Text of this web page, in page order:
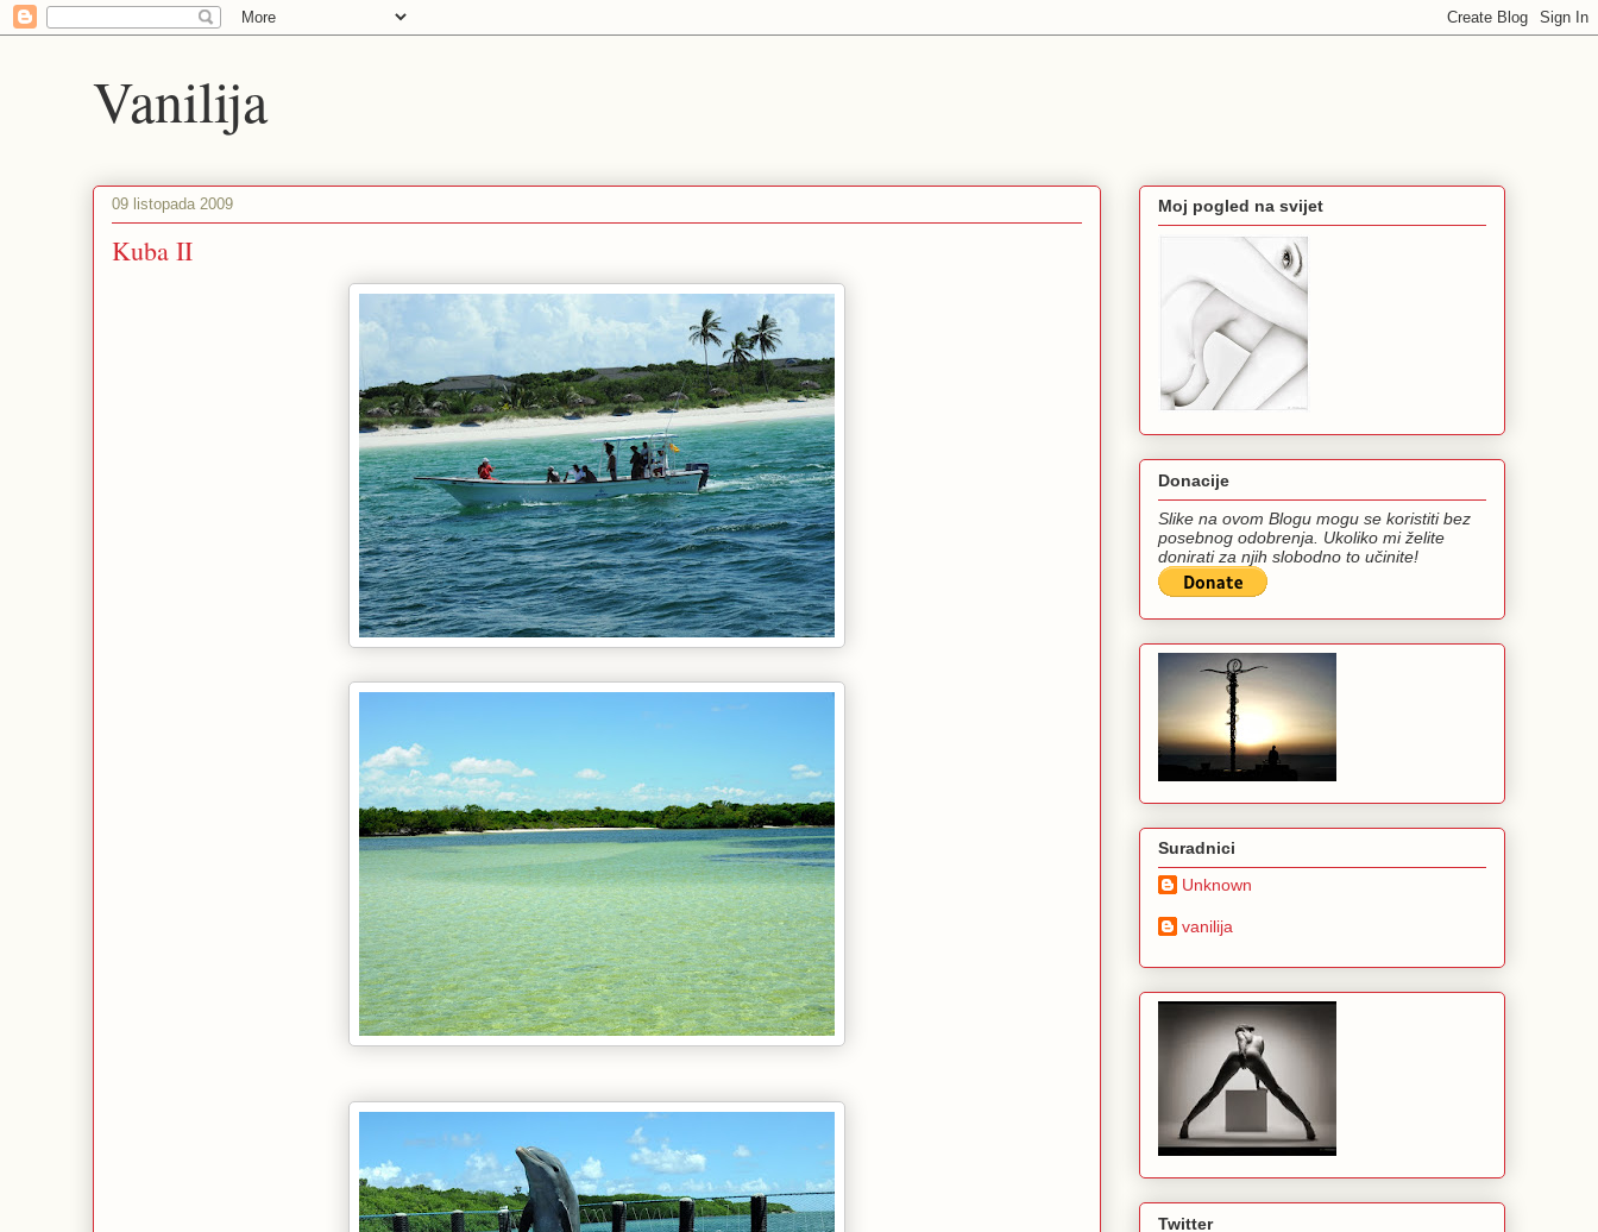
Vanilija
09 listopada 2009
Kuba II
Moj pogled na svijet
Donacije
Slike na ovom Blogu mogu se koristiti bez
posebnog odobrenja. Ukoliko mi želite
donirati za njih slobodno to učinite!
Suradnici
Unknown
vanilija
Twitter